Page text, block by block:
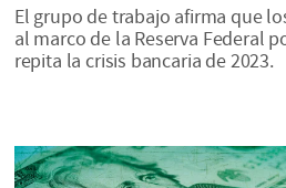
El grupo de trabajo afirma que
al marco de la Reserva Federal
repita la crisis bancaria de 2023.